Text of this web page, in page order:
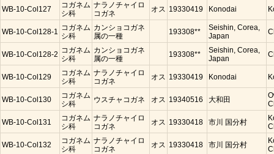
WB-10-Col127
コガネム
シ科
ナラノチャイロ
コガネ
オス 19330419 Konodai
WB-10-Col128-1 コガネム
シ科
カンショコガネ
属の一種
193308**
Seishin, Corea,
Japan
WB-10-Col128-2 コガネム
シ科
カンショコガネ
属の一種
193308**
Seishin, Corea,
Japan
WB-10-Col129
コガネム
シ科
ナラノチャイロ
コガネ
オス 19330419 Konodai
WB-10-Col130
コガネム
シ科
ウスチャコガネ オス 19340516 大和田
WB-10-Col131
コガネム
シ科
ナラノチャイロ
コガネ
オス 19330418 市川 国分村
WB-10-Col132
コガネム
シ科
ナラノチャイロ
コガネ
オス 19330418 市川 国分村